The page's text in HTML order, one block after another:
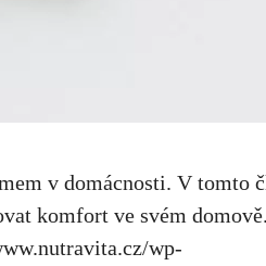
v domácnosti. V tomto
komfort ve svém domově.
wp-